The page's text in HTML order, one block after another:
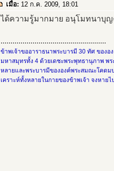
เมื่อ: 12 ก.ค. 2009, 18:01
ได้ความรู้มากมาย อนุโมทนาบุ
.....................................................
ข้าพเจ้าขออาราธนาพระบารมี 30 ทัศ ของ
มหาสมุทรทั้ง 4 ด้วยเดชะพระพุทธานุภาพ พ
หลายและพระบารมีขององค์พระสมณะโคดม
เคราะห์ทั้งหลายในกายของข้าพเจ้า จงหา